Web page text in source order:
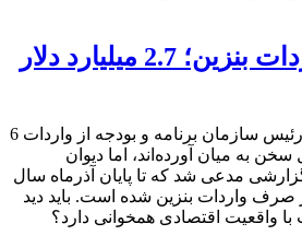
مناقشه میزان واردات بنزین؛ 2.7 میلیارد دلار
با این که رئیس جمهوری و رئیس سازمان برنامه و بودجه از واردات 6
سخن به میان آورده‌اند، اما دیوان
مدعی شد که تا پایان آذرماه سال
دلار صرف واردات بنزین شده است. باید دید
واقعیت اقتصادی همخوانی دارد؟